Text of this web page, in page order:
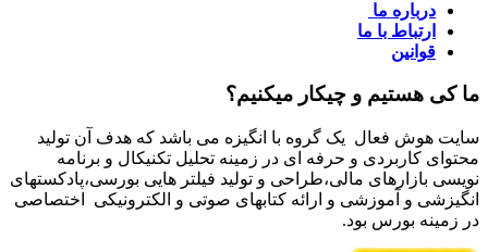
درباره ما
ارتباط با ما
قوانین
ما کی هستیم و چیکار میکنیم؟
سایت هوش فعال یک گروه با انگیزه می باشد که هدف آن تولید
محتوای کاربردی و حرفه ای در زمینه تحلیل تکنیکال و برنامه
نویسی بازارهای مالی،طراحی و تولید فیلتر هایی بورسی،پادکستهای
انگیزشی و آموزشی و ارائه کتابهای صوتی و الکترونیکی اختصاصی
در زمینه بورس بود.